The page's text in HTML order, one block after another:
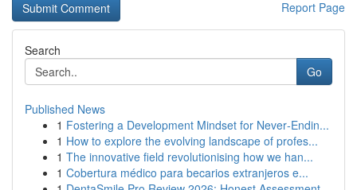
Report Page
Search
Go
Published News
1 Fostering a Development Mindset for Never‑Endin...
1 How to explore the evolving landscape of profes...
1 The innovative field revolutionising how we han...
1 Cobertura médico para becarios extranjeros e...